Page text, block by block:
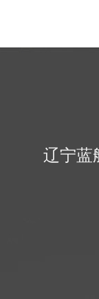
辽宁蓝